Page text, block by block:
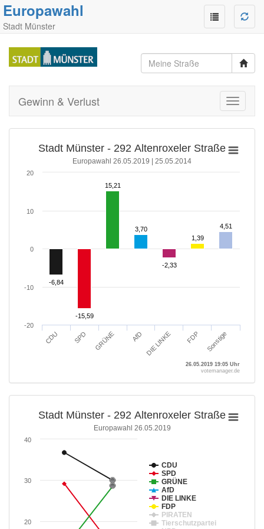
Europawahl
Stadt Münster
Toggle
Gewinn & Verlust
26.05.2019 19:05 Uhr
Stadt Münster - 292 Altenroxeler Straße
Europawahl 26.05.2019 | 25.05.2014
-6,84
-6,84
-15,59
-15,59
15,21
15,21
3,70
3,70
-2,33
-2,33
1,39
1,39
4,51
4,51
CDU SPD GRÜNE AfD DIE LINKE FDP Sonstige
-20
-10
0
10
20
votemanager.de
Stadt Münster - 292 Altenroxeler Straße
Europawahl 26.05.2019
CDU
SPD
GRÜNE
AfD
DIE LINKE
FDP
PIRATEN
Tierschutzpartei
20
30
40